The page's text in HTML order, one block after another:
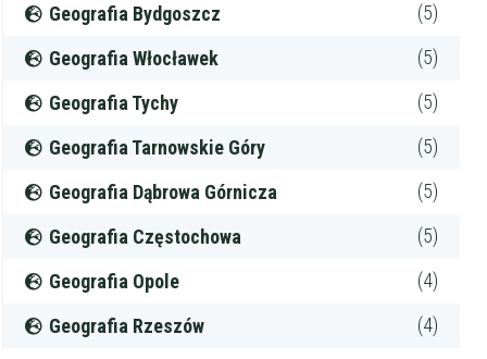
Geografia Bydgoszcz (5)
Geografia Włocławek (5)
Geografia Tychy (5)
Geografia Tarnowskie Góry (5)
Geografia Dąbrowa Górnicza (5)
Geografia Częstochowa (5)
Geografia Opole (4)
Geografia Rzeszów (4)